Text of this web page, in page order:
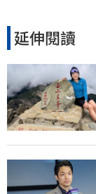
延伸閱讀